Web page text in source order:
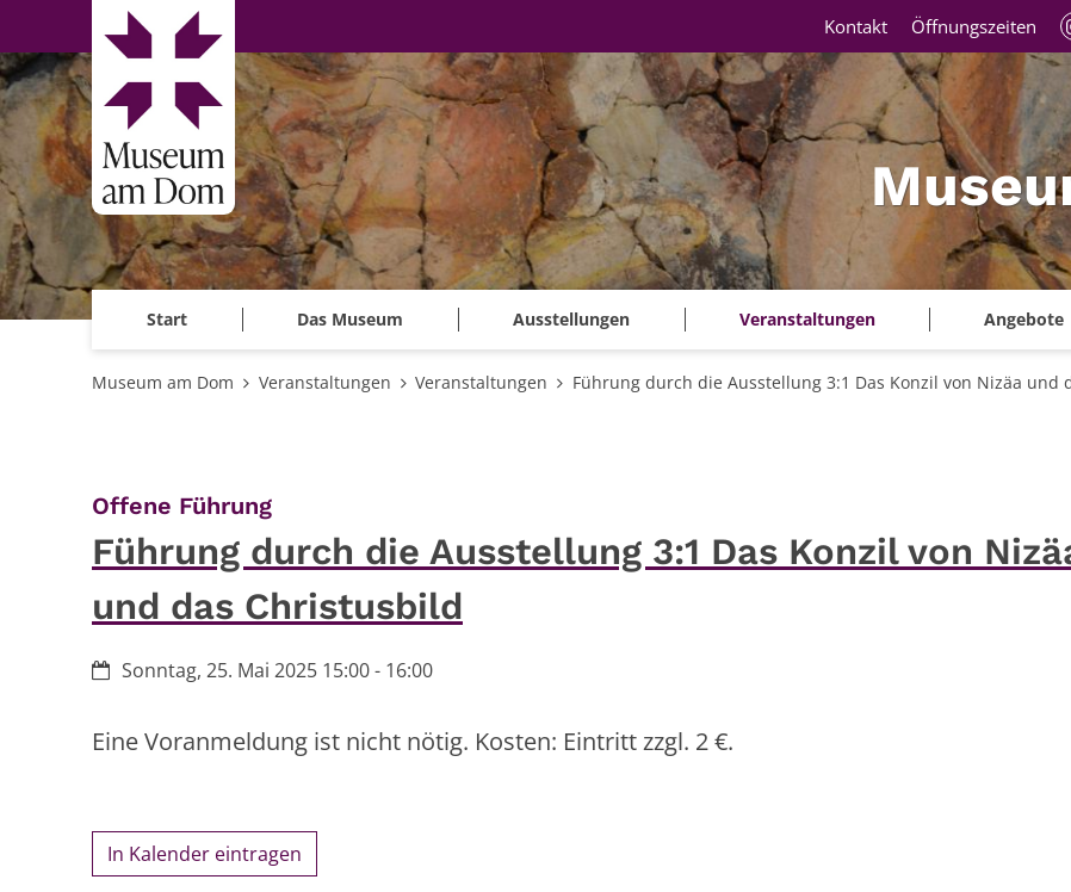
Zum Inhalt springen
Start Das Museum Ausstellungen Veranstaltungen Angebote
Kontakt Öffnungszeiten
Museum am Dom Veranstaltungen Veranstaltungen Führung durch die Ausstellung 3:1 Das Konzil von Nizäa und
Offene Führung:
Führung durch die Ausstellung 3:1 Das Konzil von
und das Christusbild
Datum:Sonntag, 25. Mai 2025 15:00 - 16:00
Eine Voranmeldung ist nicht nötig. Kosten: Eintritt zzgl. 2 €.
In Kalender eintragen